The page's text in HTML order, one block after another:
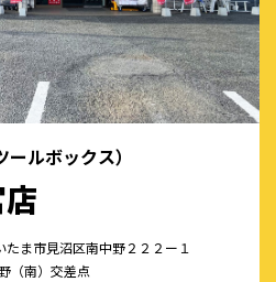
ルボックス）
ま市見沼区南中野２２２ー１
（南）交差点